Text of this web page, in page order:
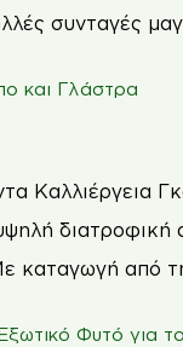
συνταγές
και Γλάστρα
Καλλιέργεια
διατροφική
καταγωγή από
Φυτό για το